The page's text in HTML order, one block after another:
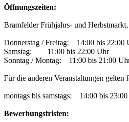
Öffnungszeiten:
Bramfelder Frühjahrs- und
Donnerstag / Freitag: 14:00 bis 22:00
Samstag: 11:00 bis 22:00 Uhr
Sonntag / Montag: 11:00 bis 21:00
Für die anderen Veranstaltungen gelten
montags bis samstags: 14:00 bis
Bewerbungsfristen: